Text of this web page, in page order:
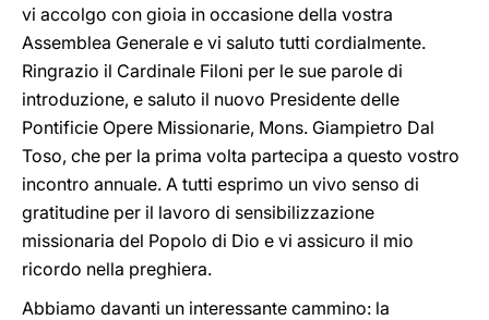
vi accolgo con gioia in occasione della vostra
Assemblea Generale e vi saluto tutti cordialmente.
Ringrazio il Cardinale Filoni per le sue parole di
introduzione, e saluto il nuovo Presidente delle
Pontificie Opere Missionarie, Mons. Giampietro Dal
Toso, che per la prima volta partecipa a questo vostro
incontro annuale. A tutti esprimo un vivo senso di
gratitudine per il lavoro di sensibilizzazione
missionaria del Popolo di Dio e vi assicuro il mio
ricordo nella preghiera.
Abbiamo davanti un interessante cammino: la